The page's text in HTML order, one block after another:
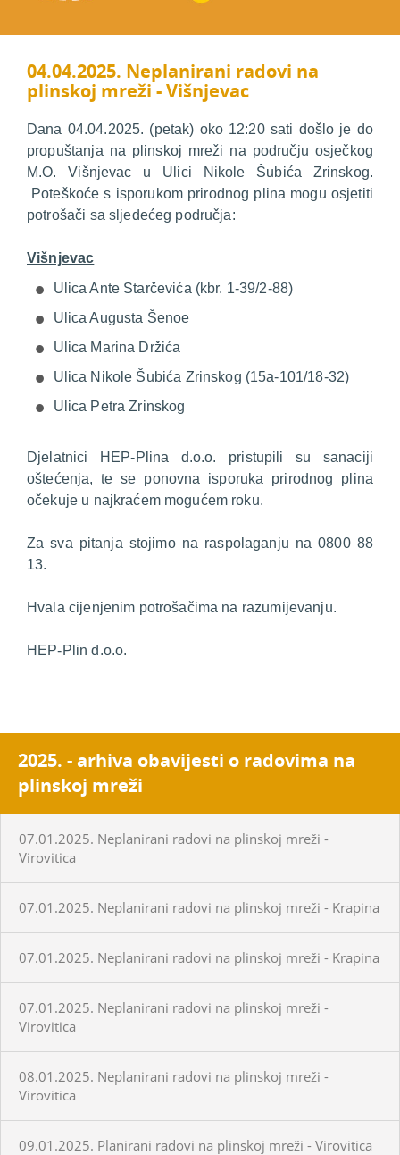
04.04.2025. Neplanirani radovi na
plinskoj mreži - Višnjevac
Dana 04.04.2025. (petak) oko 12:20 sati došlo je do
propuštanja na plinskoj mreži na području osječkog
M.O. Višnjevac u Ulici Nikole Šubića Zrinskog.
Poteškoće s isporukom prirodnog plina mogu osjetiti
potrošači sa sljedećeg područja:
Višnjevac
Ulica Ante Starčevića (kbr. 1-39/2-88)
Ulica Augusta Šenoe
Ulica Marina Držića
Ulica Nikole Šubića Zrinskog (15a-101/18-32)
Ulica Petra Zrinskog
Djelatnici HEP-Plina d.o.o. pristupili su sanaciji
oštećenja, te se ponovna isporuka prirodnog plina
očekuje u najkraćem mogućem roku.
Za sva pitanja stojimo na raspolaganju na 0800 88
13.
Hvala cijenjenim potrošačima na razumijevanju.
HEP-Plin d.o.o.
2025. - arhiva obavijesti o radovima na
plinskoj mreži
07.01.2025. Neplanirani radovi na plinskoj mreži -
Virovitica
07.01.2025. Neplanirani radovi na plinskoj mreži - Krapina
07.01.2025. Neplanirani radovi na plinskoj mreži - Krapina
07.01.2025. Neplanirani radovi na plinskoj mreži -
Virovitica
08.01.2025. Neplanirani radovi na plinskoj mreži -
Virovitica
09.01.2025. Planirani radovi na plinskoj mreži - Virovitica